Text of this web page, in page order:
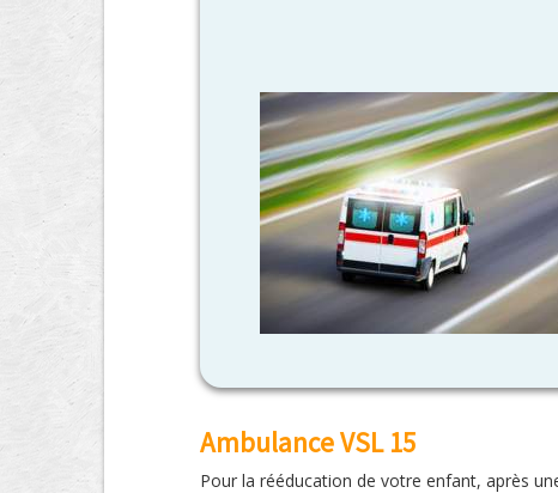
Ambulance VSL 15
Pour la rééducation de votre enfant, après